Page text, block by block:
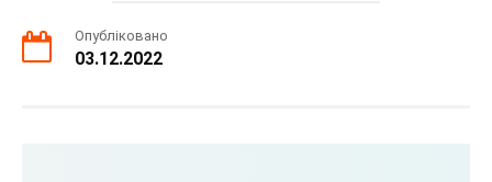
Опубліковано
03.12.2022